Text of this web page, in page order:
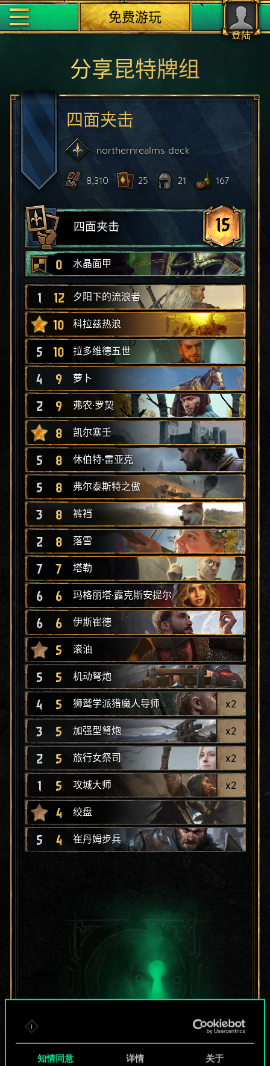
知情同意 详情 关于
登陆
免费游玩
分享昆特牌组
四面夹击
northernrealmsdeck
8,310 25 21 167
四面夹击 15
0 水晶面甲
1 12 夕阳下的流浪者
10 科拉兹热浪
5 10 拉多维德五世
4 9 萝卜
2 9 弗农·罗契
8 凯尔塞壬
5 8 休伯特·雷亚克
5 8 弗尔泰斯特之傲
3 8 裤裆
2 8 落雪
7 7 塔勒
6 6 玛格丽塔·露克斯安提尔
6 6 伊斯崔德
5 滚油
5 5 机动弩炮
4 5 狮鹫学派猎魔人导师 x2
3 5 加强型弩炮 x2
2 5 旅行女祭司 x2
1 5 攻城大师 x2
4 绞盘
5 4 崔丹姆步兵